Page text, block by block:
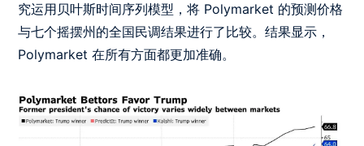
究运用贝叶斯时间序列模型，将 Polymarket 的预测价格
与七个摇摆州的全国民调结果进行了比较。结果显示，
Polymarket 在所有方面都更加准确。